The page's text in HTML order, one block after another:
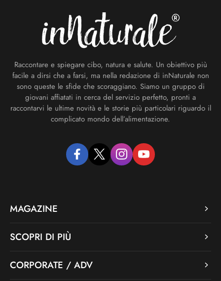
Raccontare e spiegare cibo, natura e salute. Un obiettivo più
facile a dirsi che a farsi, ma nella redazione di inNaturale non
sono queste le sfide che scoraggiano. Siamo un gruppo di
giovani affiatati in cerca del servizio perfetto, pronti a
raccontarvi le ultime novità e le storie più particolari riguardo il
complicato mondo dell’alimentazione.
facebooktwitter instagramyoutube
MAGAZINE
SCOPRI DI PIÙ
CORPORATE / ADV